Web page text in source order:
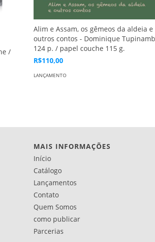
/
Alim e Assam, os gêmeos da aldeia e
outros contos - Dominique
124 p. / papel couche 115 g.
R$110,00
LANÇAMENTO
MAIS INFORMAÇÕES
Início
Catálogo
Lançamentos
Contato
Quem Somos
como publicar
Parcerias